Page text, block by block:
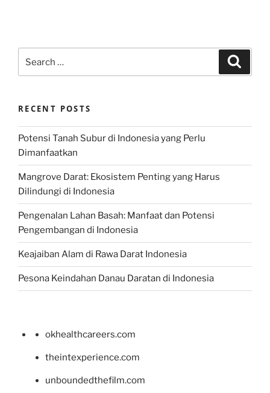
for:
RECENT POSTS
Potensi Tanah Subur di Indonesia yang Perlu
Dimanfaatkan
Mangrove Darat: Ekosistem Penting yang Harus
Dilindungi di Indonesia
Pengenalan Lahan Basah: Manfaat dan Potensi
Pengembangan di Indonesia
Keajaiban Alam di Rawa Darat Indonesia
Pesona Keindahan Danau Daratan di Indonesia
okhealthcareers.com
theintexperience.com
unboundedthefilm.com